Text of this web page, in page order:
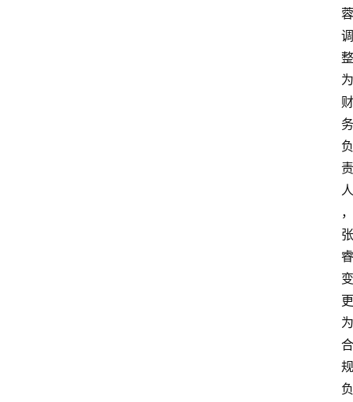
蓉
调
整
为
财
务
负
责
人
，
张
睿
变
更
为
合
规
负